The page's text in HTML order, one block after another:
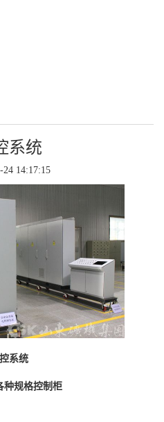
系统
24 14:17:15
系统
种规格控制柜